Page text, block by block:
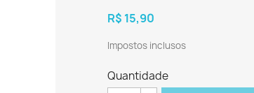
R$ 15,90
Impostos inclusos
Quantidade